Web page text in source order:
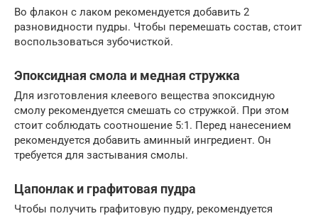
Во флакон с лаком рекомендуется добавить 2
разновидности пудры. Чтобы перемешать состав, стоит
воспользоваться зубочисткой.
Эпоксидная смола и медная стружка
Для изготовления клеевого вещества эпоксидную
смолу рекомендуется смешать со стружкой. При этом
стоит соблюдать соотношение 5:1. Перед нанесением
рекомендуется добавить аминный ингредиент. Он
требуется для застывания смолы.
Цапонлак и графитовая пудра
Чтобы получить графитовую пудру, рекомендуется